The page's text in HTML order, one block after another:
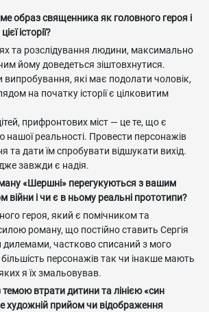
образ священника як головного героя і
історії?
та розслідування людини, максимально
йому доведеться зіштовхнутися.
які має подолати чоловік,
на початку історії є цілковитим
прифронтових міст — це те, що є
реальності. Провести персонажів
та дати їм спробувати відшукати вихід.
завжди є надія.
«Шершні» перегукуються з вашим
війни і чи є в ньому реальні прототипи?
героя, який є помічником та
роману, що постійно ставить Сергія
частково списаний з мого
персонажів так чи інакше мають
я їх змальовував.
втрати дитини та лінією «син
художній прийом чи відображення